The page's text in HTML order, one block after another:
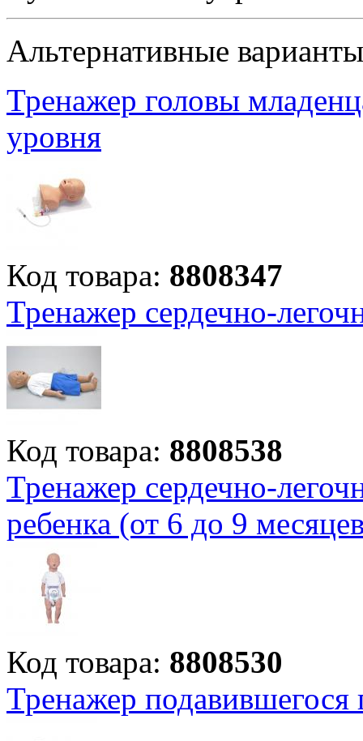
Альтернативные варианты
Тренажер головы
уровня
Код товара: 8808347
Тренажер сердечно-
Код товара: 8808538
Тренажер сердечно-
ребенка (от 6 до 9
Код товара: 8808530
Тренажер подавившегося